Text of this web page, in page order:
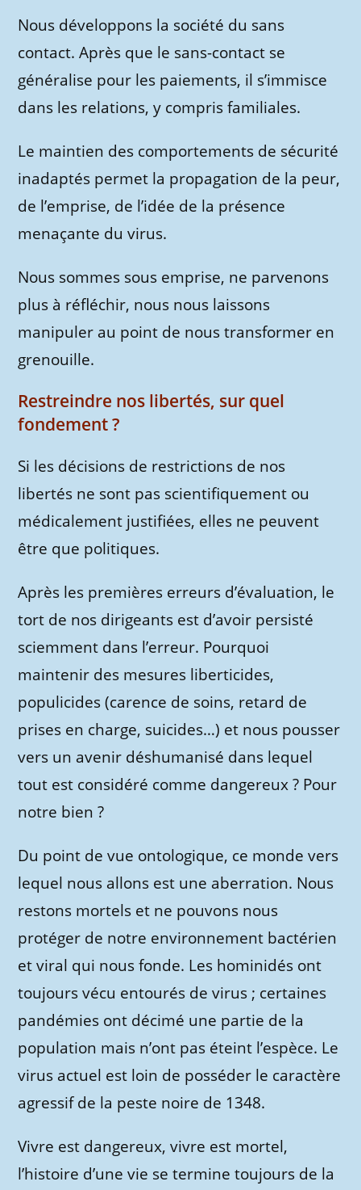
Nous développons la société du sans
contact. Après que le sans-contact se
généralise pour les paiements, il s’immisce
dans les relations, y compris familiales.
Le maintien des comportements de sécurité
inadaptés permet la propagation de la peur,
de l’emprise, de l’idée de la présence
menaçante du virus.
Nous sommes sous emprise, ne parvenons
plus à réfléchir, nous nous laissons
manipuler au point de nous transformer en
grenouille.
Restreindre nos libertés, sur quel
fondement ?
Si les décisions de restrictions de nos
libertés ne sont pas scientifiquement ou
médicalement justifiées, elles ne peuvent
être que politiques.
Après les premières erreurs d’évaluation, le
tort de nos dirigeants est d’avoir persisté
sciemment dans l’erreur. Pourquoi
maintenir des mesures liberticides,
populicides (carence de soins, retard de
prises en charge, suicides…) et nous pousser
vers un avenir déshumanisé dans lequel
tout est considéré comme dangereux ? Pour
notre bien ?
Du point de vue ontologique, ce monde vers
lequel nous allons est une aberration. Nous
restons mortels et ne pouvons nous
protéger de notre environnement bactérien
et viral qui nous fonde. Les hominidés ont
toujours vécu entourés de virus ; certaines
pandémies ont décimé une partie de la
population mais n’ont pas éteint l’espèce. Le
virus actuel est loin de posséder le caractère
agressif de la peste noire de 1348.
Vivre est dangereux, vivre est mortel,
l’histoire d’une vie se termine toujours de la